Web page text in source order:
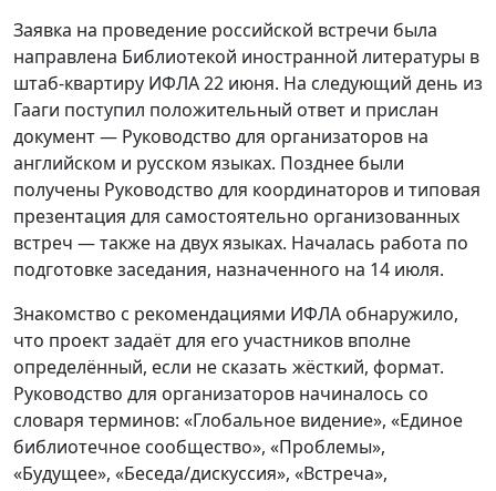
Заявка на проведение российской встречи была
направлена Библиотекой иностранной литературы в
штаб-квартиру ИФЛА 22 июня. На следующий день из
Гааги поступил положительный ответ и прислан
документ — Руководство для организаторов на
английском и русском языках. Позднее были
получены Руководство для координаторов и типовая
презентация для самостоятельно организованных
встреч — также на двух языках. Началась работа по
подготовке заседания, назначенного на 14 июля.
Знакомство с рекомендациями ИФЛА обнаружило,
что проект задаёт для его участников вполне
определённый, если не сказать жёсткий, формат.
Руководство для организаторов начиналось со
словаря терминов: «Глобальное видение», «Единое
библиотечное сообщество», «Проблемы»,
«Будущее», «Беседа/дискуссия», «Встреча»,